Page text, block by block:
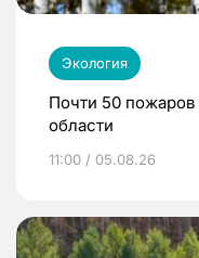
Экология
Почти 50
области
11:00 / 05.08.26